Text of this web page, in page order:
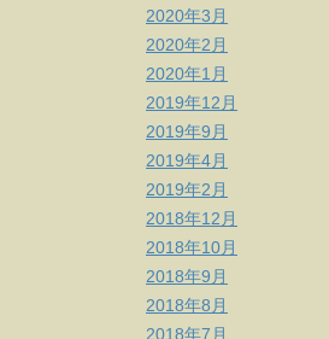
2020年3月
2020年2月
2020年1月
2019年12月
2019年9月
2019年4月
2019年2月
2018年12月
2018年10月
2018年9月
2018年8月
2018年7月